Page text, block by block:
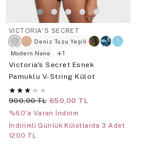
VICTORIA'S SECRET
Deniz Tuzu Yeşili
Modern Nane
1
Victoria's Secret Esnek
Pamuklu V-String Külot
★ ★ ★ ★ ★
900,00 TL 650,00 TL
%60'a Varan İndirim
İndirimli Günlük Külotlarda 3 Adet
1200 TL